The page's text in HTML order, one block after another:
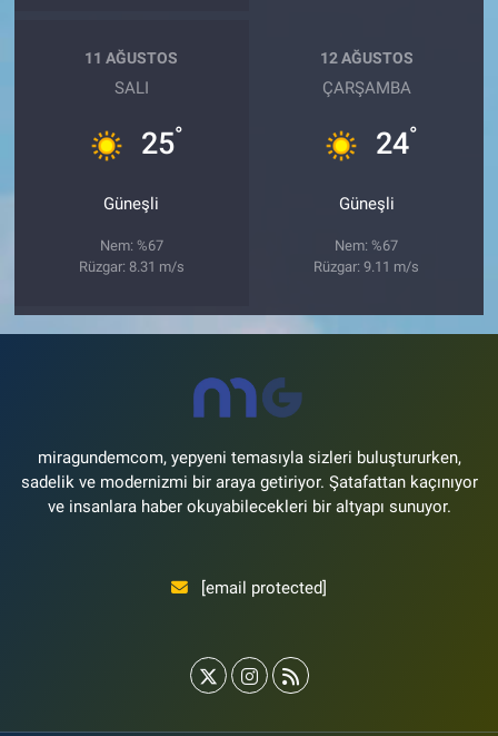
11 AĞUSTOS
SALI
25°
Güneşli
Nem: %67
Rüzgar: 8.31 m/s
12 AĞUSTOS
ÇARŞAMBA
24°
Güneşli
Nem: %67
Rüzgar: 9.11 m/s
miragundemcom, yepyeni temasıyla sizleri buluştururken,
sadelik ve modernizmi bir araya getiriyor. Şatafattan kaçınıyor
ve insanlara haber okuyabilecekleri bir altyapı sunuyor.
[email protected]